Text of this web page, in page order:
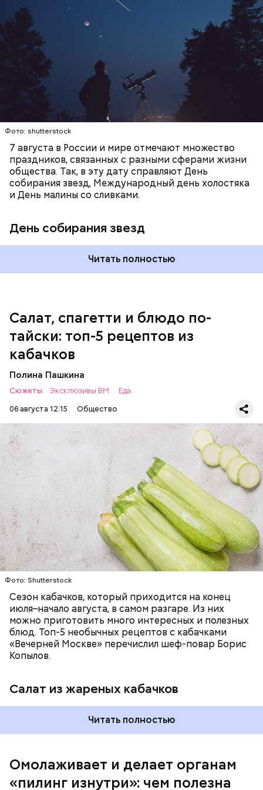
Фото: shutterstock
7 августа в России и мире отмечают множество
праздников, связанных с разными сферами жизни
общества. Так, в эту дату справляют День
собирания звезд, Международный день холостяка
и День малины со сливками.
День собирания звезд
можно наблюдать в августе. Все любители
смотреть на звездопад 7 августа выезжают за
город — в местность, где нет светового
загрязнения и где можно невооруженным глазом
наблюдать за падающими звездами.
Читать полностью
ЕДА ПРАЗДНИКИ
СЛАДОСТИ
Салат, спагетти и блюдо по-
тайски: топ-5 рецептов из
кабачков
Полина Пашкина
Сюжеты: Эксклюзивы ВМ
Еда
06 августа 12:15
Общество
Фото: Shutterstock
Сезон кабачков, который приходится на конец
июля–начало августа, в самом разгаре. Из них
можно приготовить много интересных и полезных
блюд. Топ-5 необычных рецептов с кабачками
«Вечерней Москве» перечислил шеф-повар Борис
Копылов.
Салат из жареных кабачков
Ингредиенты:
чеснок;
— Кабачки, порезанные кубиками, нужно легко
обжарить на сковороде. К ним добавляются зелень
петрушки, чеснок, соль и оливковое масло.
Получается очень вкусно, — поделился рецептом
Копылов.
Читать полностью
ЕДА ОВОЩИ РЕЦЕПТЫ
Омолаживает и делает органам
«пилинг изнутри»: чем полезна
ногти и оказывает омолаживающее действие;
витамин С — работает как антиоксидант,
клетчатка — достаточно нежная и забирает
излишки холестерина, сахара и соли тяжелых
Вред дыни
Фото: Shutterstock
Однако диетолог предупредила: не для всех дыня
может быть полезна. В первую очередь ее стоит
есть с осторожностью людям:
с сахарным диабетом;
лишним весом.